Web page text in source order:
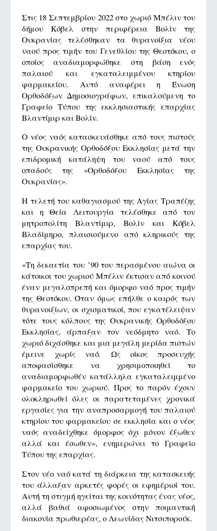
Στις 18 Σεπτεμβρίου 2022 στο χωριό Μπέλιν του
δήμου Κόβελ στην περιφέρεια Βολίν της
Ουκρανίας τελέσθηκαν τα θυρανοίξια νέου
ναού προς τιμήν του Γενεθλίου της Θεοτόκου, ο
οποίος αναδιαμορφώθηκε στη βάση ενός
παλαιού και εγκαταλειμμένου κτηρίου
φαρμακείου. Αυτό αναφέρει η Ένωση
Ορθοδόξων Δημοσιογράφων, επικαλούμενη το
Γραφείο Τύπου της εκκλησιαστικής επαρχίας
Βλαντίμιρ και Βολίν.
Ο νέος ναός κατασκευάσθηκε από τους πιστούς
της Ουκρανικής Ορθοδόξου Εκκλησίας μετά την
επιδρομική κατάληψη του ναού από τους
οπαδούς της «Ορθοδόξου Εκκλησίας της
Ουκρανίας».
Η τελετή του καθαγιασμού της Αγίας Τραπέζης
και η Θεία Λειτουργία τελέσθηκε από τον
μητροπολίτη Βλαντίμιρ, Βολίν και Κόβελ
Βλαδίμηρο, πλαισιούμενο από κληρικούς της
επαρχίας του.
«Τη δεκαετία του ’90 του περασμένου αιώνα οι
κάτοικοι του χωριού Μπέλιν έκτισαν από κοινού
έναν μεγαλοπρεπή και όμορφο ναό προς τιμήν
της Θεοτόκου. Όταν όμως επήλθε ο καιρός των
θυρανοιξίων, οι σχισματικοί, που εγκατέλειψαν
τότε τους κόλπους της Ουκρανικής Ορθοδόξου
Εκκλησίας, άρπαξαν τον νεόδμητο ναό. Το
χωριό διχάσθηκε και μια μεγάλη μερίδα πιστών
έμεινε χωρίς ναό. Ως οίκος προσευχής
αποφασίσθηκε να χρησιμοποιηθεί το
αναδιαμορφωθέν κατάλληλα εγκαταλειμμένο
φαρμακείο του χωριού. Προς το παρόν έχουν
ολοκληρωθεί όλες οι παρατεταμένες χρονικά
εργασίες για την αναπροσαρμογή του παλαιού
κτηρίου του φαρμακείου σε εκκλησία και ο νέος
ναός αναδείχθηκε όμορφος όχι μόνον έξωθεν
αλλά και έσωθεν», ενημερώνει το Γραφείο
Τύπου της επαρχίας.
Στον νέο ναό κατά τη διάρκεια της κατασκευής
του άλλαξαν αρκετές φορές οι εφημέριοί του.
Αυτή τη στιγμή ηγείται της κοινότητας ένας νέος,
αλλά βαθιά αφοσιωμένος στην ποιμαντική
διακονία πρωθιερέας, ο Λεωνίδας Νιτσιπορούκ.